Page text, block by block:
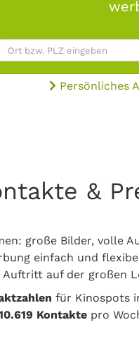
Persönliches
&
große Bilder, volle
einfach und
Auftritt auf der großen
für Kinospots
Kontakte pro